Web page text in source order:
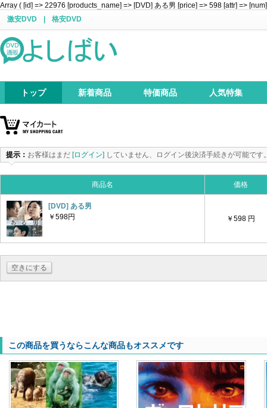
Array ( [id] => 22976 [products_name] => [DVD] ある男 [price] => 598 [attr] =>
激安DVD
格安DVD
トップ 新着商品 特価商品 人気特集
提示： お客様はまだ [ログイン] していません、ログイン後決済手続きが可能です
商品名 価格
[DVD] ある男
￥598円
￥598 円
空きにする
この商品を買うならこんな商品もオススメです